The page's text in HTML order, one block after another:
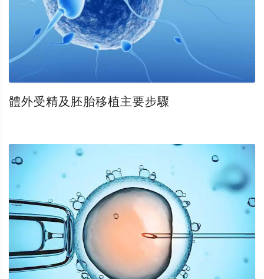
體外受精及胚胎移植主要步驟